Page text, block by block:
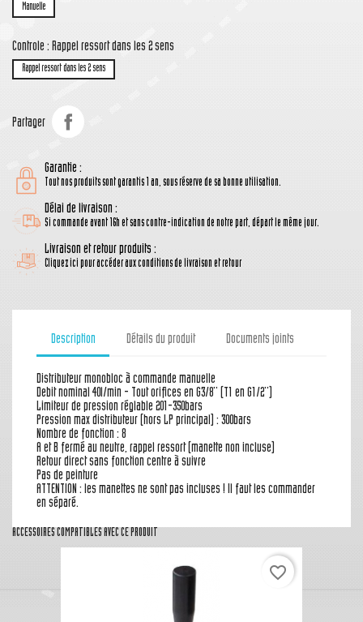
Manuelle
Controle : Rappel ressort dans les 2 sens
Rappel ressort dans les 2 sens
Partager
Garantie :
Tout nos produits sont garantis 1 an, sous réserve de sa bonne utilisation.
Délai de livraison :
Si commande avant 16h et sans contre-indication de notre part, départ le même jour.
Livraison et retour produits :
Cliquez ici pour accéder aux conditions de livraison et retour
Description Détails du produit Documents joints
Distributeur monobloc à commande manuelle
Debit nominal 40l/min - Tout orifices en G3/8'' (T1 en G1/2'')
Limiteur de pression réglable 201-350bars
Pression max distributeur (hors LP principal) : 300bars
Nombre de fonction : 8
A et B fermé au neutre, rappel ressort (manette non incluse)
Retour direct sans fonction centre à suivre
Pas de peinture
ATTENTION : les manettes ne sont pas incluses ! Il faut les commander
en séparé.
ACCESSOIRES COMPATIBLES AVEC CE PRODUIT
favorite_border